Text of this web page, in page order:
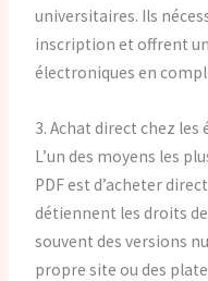
universitaires. Ils
inscription et offrent
électroniques en
3. Achat direct chez les
L’un des moyens les
PDF est d’acheter
détiennent les droits
souvent des versions
propre site ou des